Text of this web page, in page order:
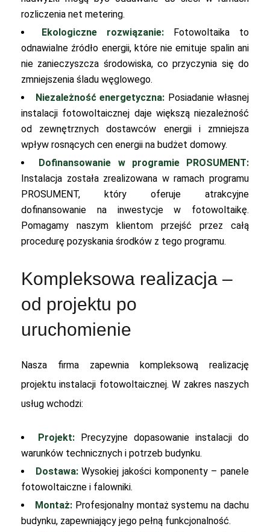
rozliczenia net metering.
Ekologiczne rozwiązanie: Fotowoltaika to
odnawialne źródło energii, które nie emituje spalin ani
nie zanieczyszcza środowiska, co przyczynia się do
zmniejszenia śladu węglowego.
Niezależność energetyczna: Posiadanie własnej
instalacji fotowoltaicznej daje większą niezależność
od zewnętrznych dostawców energii i zmniejsza
wpływ rosnących cen energii na budżet domowy.
Dofinansowanie w programie PROSUMENT:
Instalacja została zrealizowana w ramach programu
PROSUMENT, który oferuje atrakcyjne
dofinansowanie na inwestycje w fotowoltaikę.
Pomagamy naszym klientom przejść przez całą
procedurę pozyskania środków z tego programu.
Kompleksowa realizacja –
od projektu po
uruchomienie
Nasza firma zapewnia kompleksową realizację
projektu instalacji fotowoltaicznej. W zakres naszych
usług wchodzi:
Projekt: Precyzyjne dopasowanie instalacji do
warunków technicznych i potrzeb budynku.
Dostawa:Wysokiej jakości komponenty – panele
fotowoltaiczne i falowniki.
Montaż:Profesjonalny montaż systemu na dachu
budynku, zapewniający jego pełną funkcjonalność.